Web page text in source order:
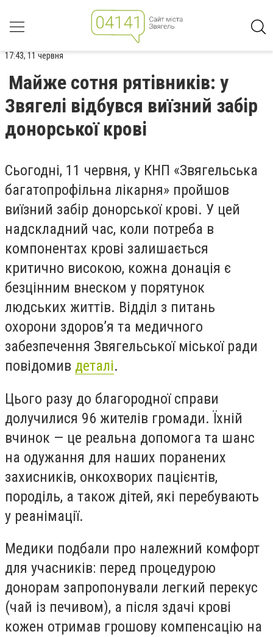
17:43, 11 червня
Майже сотня рятівників: у
Звягелі відбувся виїзний забір
донорської крові
Сьогодні, 11 червня, у КНП «Звягельська
багатопрофільна лікарня» пройшов
виїзний забір донорської крові. У цей
надскладний час, коли потреба в
компонентах крові залишається
критично високою, кожна донація є
безцінним внеском у порятунок
людських життів. Відділ з питань
охорони здоров’я та медичного
забезпечення Звягельської міської ради
повідомив деталі.
Цього разу до благородної справи
долучилися 96 жителів громади. Їхній
вчинок — це реальна допомога та шанс
на одужання для наших поранених
захисників, онкохворих пацієнтів,
породіль, а також дітей, які перебувають
у реанімації.
Медики подбали про належний комфорт
для учасників: перед процедурою
донорам запропонували легкий перекус
(чай із печивом), а після здачі крові
кожен отримав грошову компенсацію на